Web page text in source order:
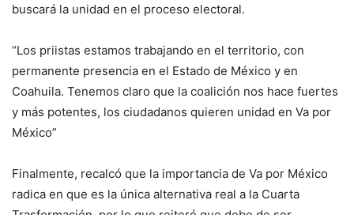
buscará la unidad en el proceso electoral.
“Los priistas estamos trabajando en el territorio, con
permanente presencia en el Estado de México y en
Coahuila. Tenemos claro que la coalición nos hace fuertes
y más potentes, los ciudadanos quieren unidad en Va por
México”
Finalmente, recalcó que la importancia de Va por México
radica en que es la única alternativa real a la Cuarta